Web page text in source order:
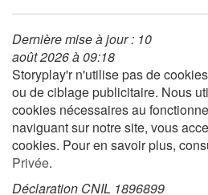
Dernière mise à jour : 10
août 2026 à 09:18
Storyplay'r n'utilise pas de
ou de ciblage publicitaire. Nous
cookies nécessaires au
naviguant sur notre site, vous
cookies. Pour en savoir plus,
Privée.
Déclaration CNIL 1896899